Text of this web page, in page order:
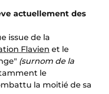
actuellement des
issue de la
Flavien et le
(surnom de la
le
la moitié de sa